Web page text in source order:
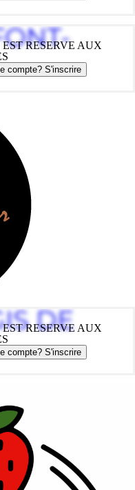
RESERVE AUX
compte? S'inscrire
RESERVE AUX
compte? S'inscrire
DE